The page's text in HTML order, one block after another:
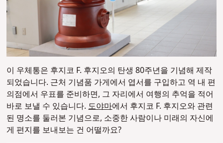
이 우체통은 후지코 F. 후지오의 탄생 80주년을 기념해 제작
되었습니다. 근처 기념품 가게에서 엽서를 구입하고 역 내 편
의점에서 우표를 준비하면, 그 자리에서 여행의 추억을 적어
바로 보낼 수 있습니다.도야마에서 후지코 F. 후지오와 관련
된 명소를 둘러본 기념으로, 소중한 사람이나 미래의 자신에
게 편지를 보내보는 건 어떨까요?